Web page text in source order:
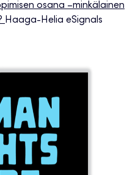
osana –minkälainen
Haaga-Helia eSignals